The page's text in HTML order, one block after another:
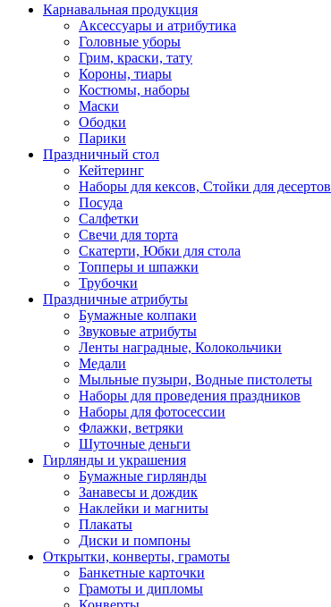
Карнавальная продукция
Аксессуары и атрибутика
Головные уборы
Грим, краски, тату
Короны, тиары
Костюмы, наборы
Маски
Ободки
Парики
Праздничный стол
Кейтеринг
Наборы для кексов, Стойки для десертов
Посуда
Салфетки
Свечи для торта
Скатерти, Юбки для стола
Топперы и шпажки
Трубочки
Праздничные атрибуты
Бумажные колпаки
Звуковые атрибуты
Ленты наградные, Колокольчики
Медали
Мыльные пузыри, Водные пистолеты
Наборы для проведения праздников
Наборы для фотосессии
Флажки, ветряки
Шуточные деньги
Гирлянды и украшения
Бумажные гирлянды
Занавесы и дождик
Наклейки и магниты
Плакаты
Диски и помпоны
Открытки, конверты, грамоты
Банкетные карточки
Грамоты и дипломы